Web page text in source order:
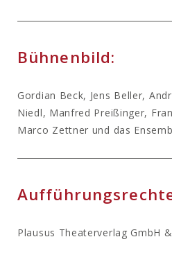
Bühnenbild:
Gordian Beck, Jens Beller,
Niedl, Manfred Preißinger,
Marco Zettner und das
Plausus Theaterverlag GmbH